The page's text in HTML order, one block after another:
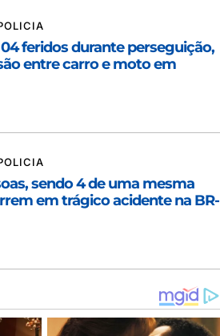
feridos durante perseguição,
entre carro e moto em
sendo 4 de uma mesma
em trágico acidente na BR-